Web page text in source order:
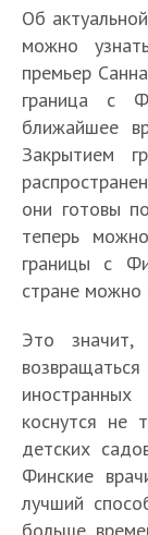
Об
можно
премьер
граница с
ближайшее
Закрытием
они готовы
теперь
границы с
стране можно
Это значит,
коснутся не
детских
Финские
лучший
больше